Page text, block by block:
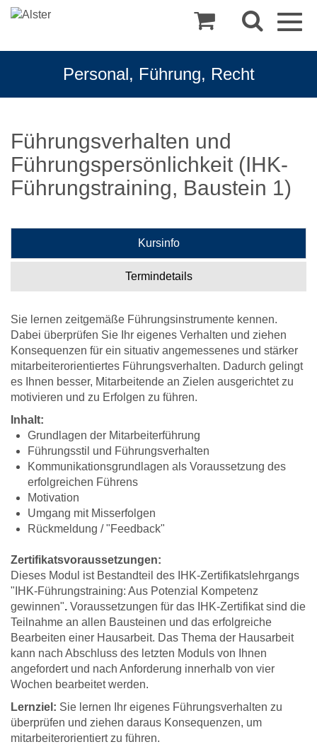
Personal, Führung, Recht
Führungsverhalten und
Führungspersönlichkeit (IHK-
Führungstraining, Baustein 1)
Kursinfo
Termindetails
Sie lernen zeitgemäße Führungsinstrumente kennen.
Dabei überprüfen Sie Ihr eigenes Verhalten und ziehen
Konsequenzen für ein situativ angemessenes und stärker
mitarbeiterorientiertes Führungsverhalten. Dadurch gelingt
es Ihnen besser, Mitarbeitende an Zielen ausgerichtet zu
motivieren und zu Erfolgen zu führen.
Inhalt:
Grundlagen der Mitarbeiterführung
Führungsstil und Führungsverhalten
Kommunikationsgrundlagen als Voraussetzung des
erfolgreichen Führens
Motivation
Umgang mit Misserfolgen
Rückmeldung / "Feedback"
Zertifikatsvoraussetzungen:
Dieses Modul ist Bestandteil des IHK-Zertifikatslehrgangs
"IHK-Führungstraining: Aus Potenzial Kompetenz
gewinnen". Voraussetzungen für das IHK-Zertifikat sind die
Teilnahme an allen Bausteinen und das erfolgreiche
Bearbeiten einer Hausarbeit. Das Thema der Hausarbeit
kann nach Abschluss des letzten Moduls von Ihnen
angefordert und nach Anforderung innerhalb von vier
Wochen bearbeitet werden.
Lernziel: Sie lernen Ihr eigenes Führungsverhalten zu
überprüfen und ziehen daraus Konsequenzen, um
mitarbeiterorientiert zu führen.